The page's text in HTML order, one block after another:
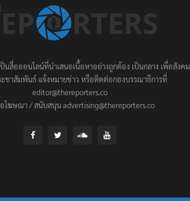
ป็นสื่อออนไลน์ที่นำเสนอเนื้อหาอย่างถูกต้อง เป็นกลาง เพื่อสังคม
ะชาสัมพันธ์ แจ้งหมายข่าว หรือติดต่อกองบรรณาธิการที่
editor@thereporters.co
โฆษณา / สนับสนุน advertising@thereporters.co